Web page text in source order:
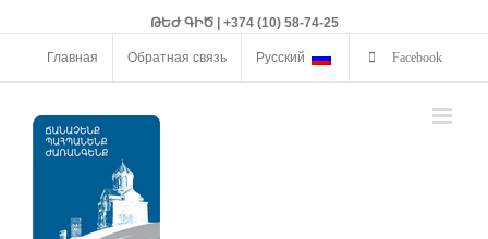
ԹԵԺ ԳԻԾ | +374 (10) 58-74-25
Главная Обратная связь Русский Facebook